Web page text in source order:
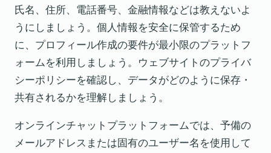
氏名、住所、電話番号、金融情報などは教えないよ
うにしましょう。個人情報を安全に保管するため
に、プロフィール作成の要件が最小限のプラットフ
ォームを利用しましょう。ウェブサイトのプライバ
シーポリシーを確認し、データがどのように保存・
共有されるかを理解しましょう。
オンラインチャットプラットフォームでは、予備の
メールアドレスまたは固有のユーザー名を使用して